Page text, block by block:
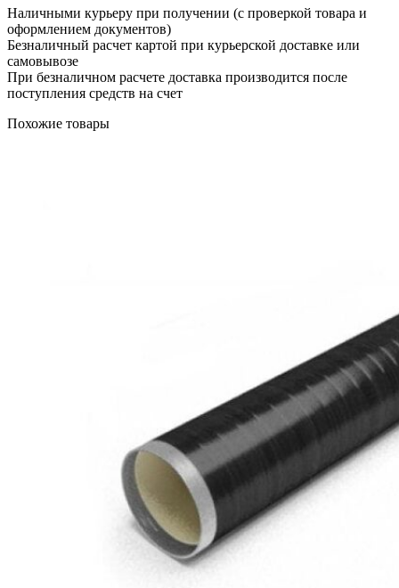
Наличными курьеру при получении (с проверкой товара и
оформлением документов)
Безналичный расчет картой при курьерской доставке или
самовывозе
При безналичном расчете доставка производится после
поступления средств на счет
Похожие товары